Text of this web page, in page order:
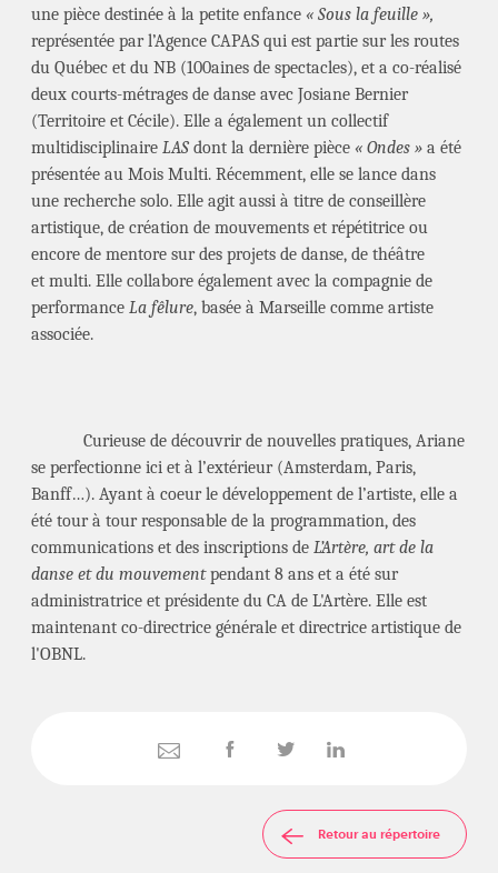
une pièce destinée à la petite enfance « Sous la feuille »,
représentée par l’Agence CAPAS qui est partie sur les routes
du Québec et du NB (100aines de spectacles), et a co-réalisé
deux courts-métrages de danse avec Josiane Bernier
(Territoire et Cécile). Elle a également un collectif
multidisciplinaire LAS dont la dernière pièce « Ondes » a été
présentée au Mois Multi. Récemment, elle se lance dans
une recherche solo. Elle agit aussi à titre de conseillère
artistique, de création de mouvements et répétitrice ou
encore de mentore sur des projets de danse, de théâtre
et multi. Elle collabore également avec la compagnie de
performance La fêlure, basée à Marseille comme artiste
associée.
Curieuse de découvrir de nouvelles pratiques, Ariane
se perfectionne ici et à l’extérieur (Amsterdam, Paris,
Banff…). Ayant à coeur le développement de l’artiste, elle a
été tour à tour responsable de la programmation, des
communications et des inscriptions de L’Artère, art de la
danse et du mouvementpendant 8 ans et a été sur
administratrice et présidente du CA de L'Artère. Elle est
maintenant co-directrice générale et directrice artistique de
l'OBNL.
Retour au répertoire